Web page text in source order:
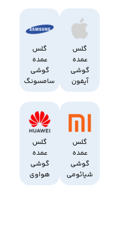
گلس
عمده
گوشی
آیفون
گلس
عمده
گوشی
سامسونگ
گلس
عمده
گوشی
شیائومی
گلس
عمده
گوشی
هواوی